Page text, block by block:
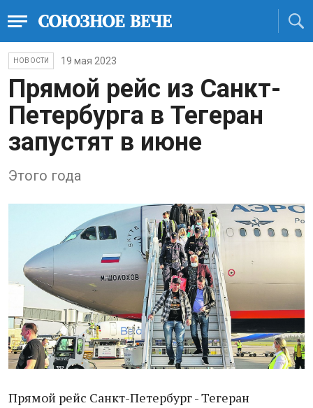
НОВОСТИ 19 мая 2023
Прямой рейс из Санкт-
Петербурга в Тегеран
запустят в июне
Этого года
Прямой рейс Санкт-Петербург - Тегеран